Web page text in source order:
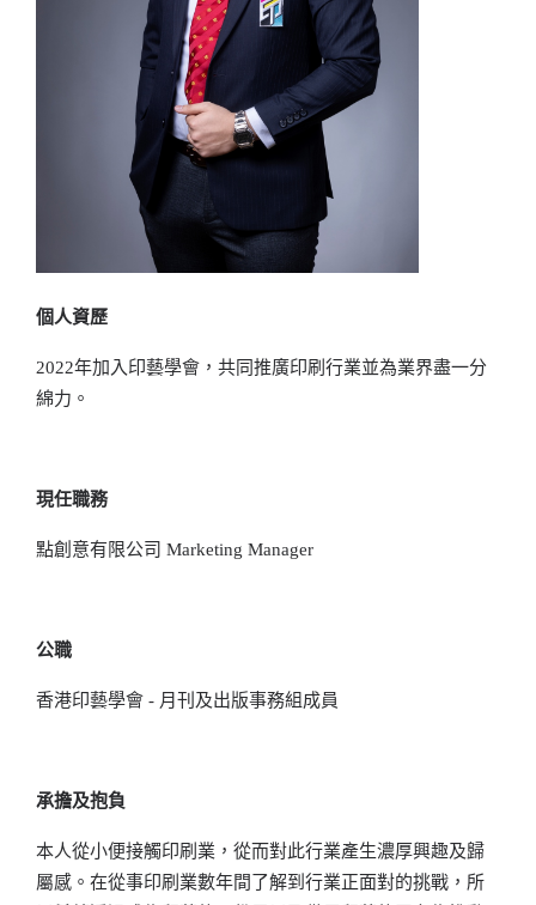
個人資歷
2022年加入印藝學會，共同推廣印刷行業並為業界盡一分
綿力。
現任職務
點創意有限公司 Marketing Manager
公職
香港印藝學會 - 月刊及出版事務組成員
承擔及抱負
本人從小便接觸印刷業，從而對此行業產生濃厚興趣及歸
屬感。在從事印刷業數年間了解到行業正面對的挑戰，所